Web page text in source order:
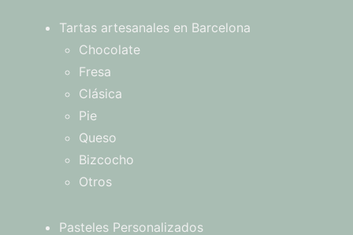
Tartas artesanales en Barcelona
Chocolate
Fresa
Clásica
Pie
Queso
Bizcocho
Otros
Pasteles Personalizados